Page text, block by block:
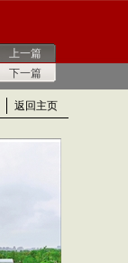
上一篇
下一篇
返回主页